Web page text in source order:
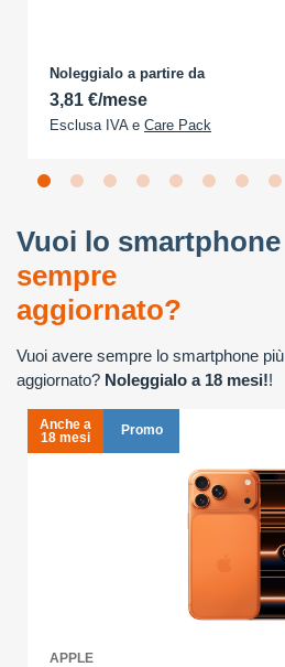
Noleggialo a partire da
3,81 €/mese
Esclusa IVA e Care Pack
Vuoi lo smartphone
sempre
aggiornato?
Vuoi avere sempre lo smartphone più
aggiornato? Noleggialo a 18 mesi!!
Anche a
18 mesi
Promo
APPLE